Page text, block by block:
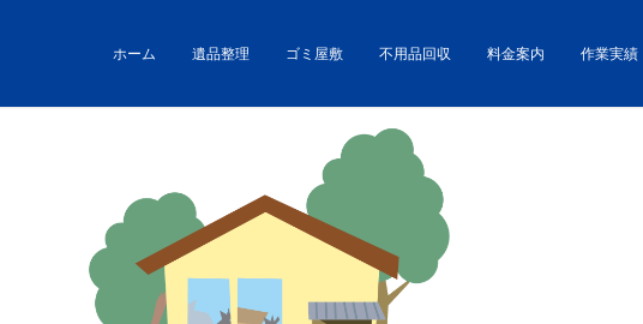
ホーム 遺品整理 ゴミ屋敷 不用品回収 料金案内 作業実績